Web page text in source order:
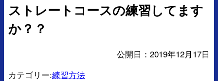
ストレートコースの練習してます
か？？
公開日： 2019年12月17日
カテゴリー:練習方法